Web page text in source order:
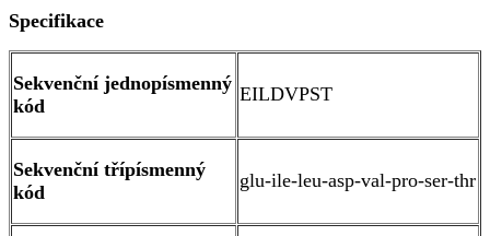
Specifikace
Sekvenční jednopísmenný
kód
EILDVPST
Sekvenční třípísmenný
kód
glu-ile-leu-asp-val-pro-ser-thr